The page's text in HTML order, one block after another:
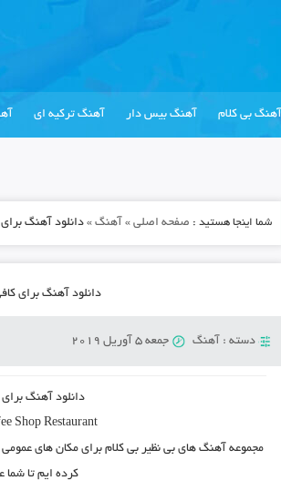
آهنگ بی کلام آهنگ بیس دار آهنگ ترکیه ای
شما اینجا هستید : صفحه اصلی» آهنگ» دانلود آهنگ برای
دانلود آهنگ برای
دسته : آهنگ جمعه 5 آوریل 2019
دانلود آهنگ
Shop Restaurant
مجموعه آهنگ های بی نظیر بی کلام برای مکان های
کرده ایم تا شما